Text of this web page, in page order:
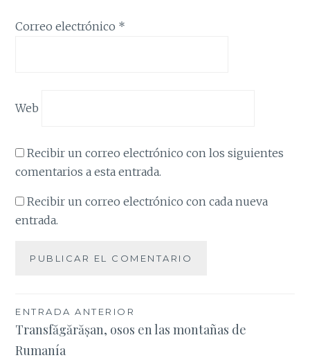
Correo electrónico *
Web
Recibir un correo electrónico con los siguientes
comentarios a esta entrada.
Recibir un correo electrónico con cada nueva
entrada.
Navegación
de
ENTRADA ANTERIOR
Transfăgărășan, osos en las montañas de
Rumanía